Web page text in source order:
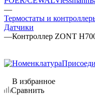
—
Термостаты и
Датчики
—Контроллер ZONT
В избранное
Сравнить